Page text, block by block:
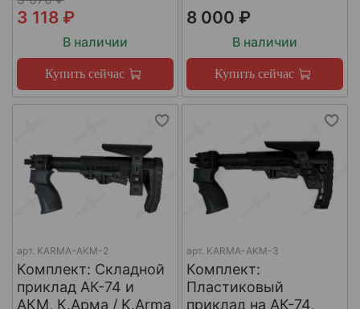
3 118 ₽
В наличии
Купить сейчас
8 000 ₽
В наличии
Купить сейчас
арт. KARMA-AKM-2
Комплект: Cкладной
приклад АК-74 и
АКМ, К.Арма / K.Arma
арт. KARMA-AKM-3
Комплект:
Пластиковый
приклад на АК-74,